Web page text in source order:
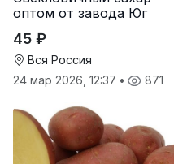
оптом от завода Юг
Руси
45 ₽
Вся Россия
24 мар 2026, 12:37 • 871